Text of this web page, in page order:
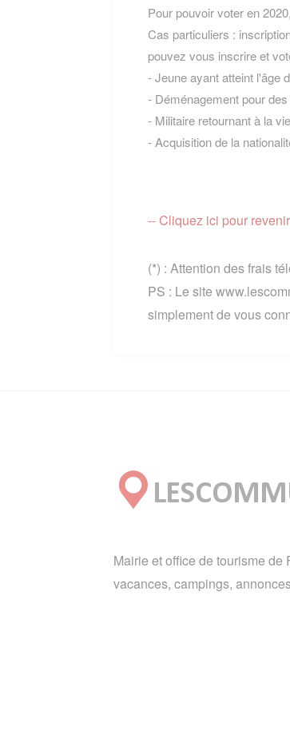
Pour pouvoir voter en
Cas particuliers :
pouvez vous inscrire et
- Jeune ayant atteint l'âge
- Déménagement pour
- Militaire retournant à la
- Acquisition de la
-- Cliquez ici pour
(*) : Attention des frais
PS : Le site
simplement de vous
Mairie et office de tourisme de
vacances, campings,